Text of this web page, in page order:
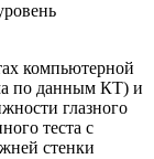
компьютерной
по данным КТ) и
глазного
теста с
стенки